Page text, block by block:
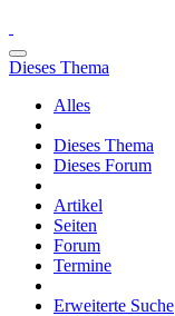
Dieses Thema
Alles
Dieses Thema
Dieses Forum
Artikel
Seiten
Forum
Termine
Erweiterte Suche